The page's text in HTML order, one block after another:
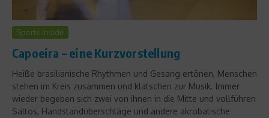
Sports Inside
Capoeira – eine Kurzvorstellung
Heiße brasilianische Rhythmen und Gesang ertönen, Menschen
stehen im Kreis zusammen und klatschen zur Musik. Immer
wieder begeben sich zwei von ihnen in die Mitte und vollführen
Saltos, Handstandüberschläge und andere akrobatische